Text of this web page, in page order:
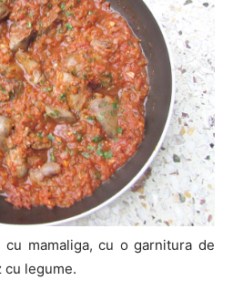
cu mamaliga, cu o garnitura de
cu legume.